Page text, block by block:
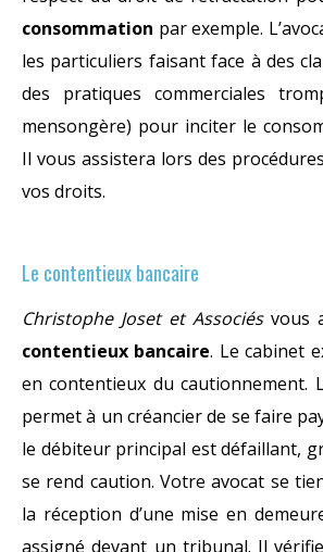
consommation par exemple.
les particuliers faisant face à des
des pratiques commerciales
mensongère) pour inciter le
Il vous assistera lors des
vos droits.
Le contentieux bancaire
Christophe Joset et Associésvous
contentieux bancaire. Le cabinet
en contentieux du cautionnement.
permet à un créancier de se faire
le débiteur principal est défaillant,
se rend caution. Votre avocat se
la réception d’une mise en
assigné devant un tribunal. Il